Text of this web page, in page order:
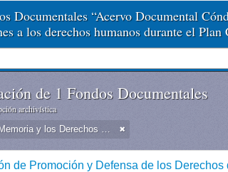
Documentales “Acervo Documental
a los derechos humanos durante el Plan
de 1 Fondos Documentales
archivística
Museo de la Memoria y los Derechos Humanos - Chile
de Promoción y Defensa de los